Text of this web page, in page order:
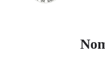
NOTÍCIAS